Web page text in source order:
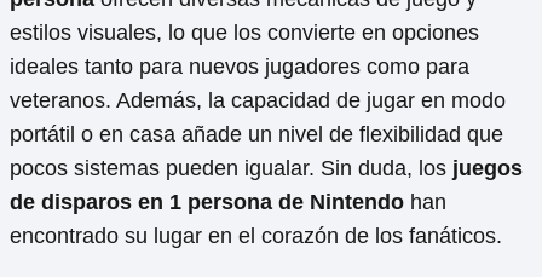
estilos visuales, lo que los convierte en opciones
ideales tanto para nuevos jugadores como para
veteranos. Además, la capacidad de jugar en modo
portátil o en casa añade un nivel de flexibilidad que
pocos sistemas pueden igualar. Sin duda, los juegos
de disparos en 1 persona de Nintendo han
encontrado su lugar en el corazón de los fanáticos.